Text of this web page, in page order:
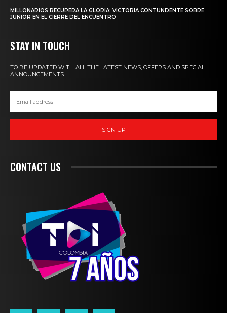
MILLONARIOS RECUPERA LA GLORIA: VICTORIA CONTUNDENTE SOBRE
JUNIOR EN EL CIERRE DEL ENCUENTRO
STAY IN TOUCH
TO BE UPDATED WITH ALL THE LATEST NEWS, OFFERS AND SPECIAL
ANNOUNCEMENTS.
SIGN UP
CONTACT US